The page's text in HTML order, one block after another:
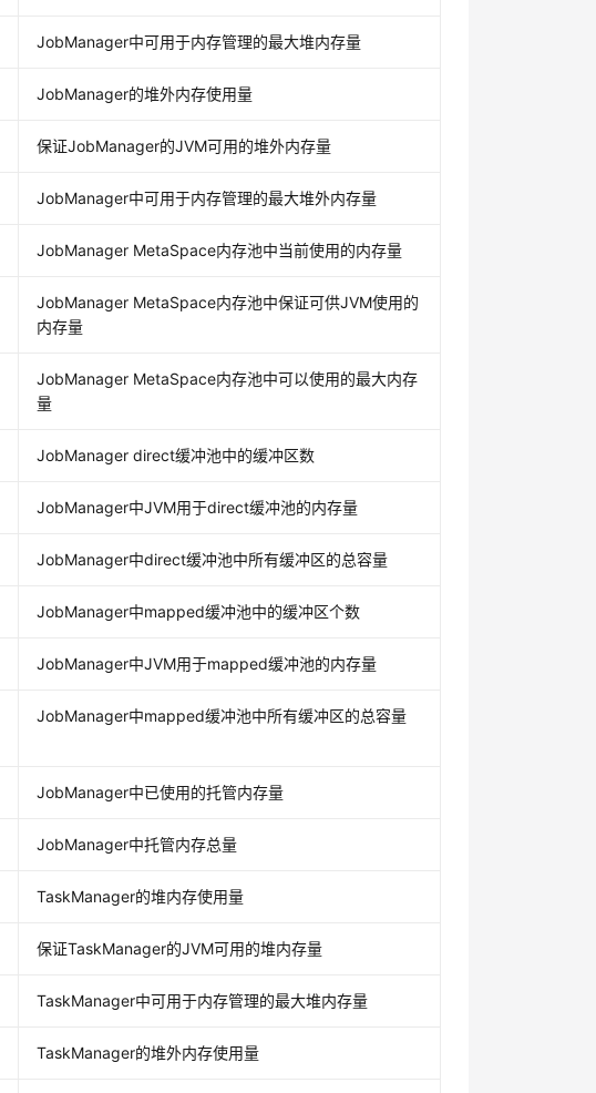
JobManager中可用于内存管理的最大堆内存量
JobManager的堆外内存使用量
保证JobManager的JVM可用的堆外内存量
JobManager中可用于内存管理的最大堆外内存量
JobManager MetaSpace内存池中当前使用的内存量
JobManager MetaSpace内存池中保证可供JVM使用的
内存量
JobManager MetaSpace内存池中可以使用的最大内存
量
JobManager direct缓冲池中的缓冲区数
JobManager中JVM用于direct缓冲池的内存量
JobManager中direct缓冲池中所有缓冲区的总容量
JobManager中mapped缓冲池中的缓冲区个数
JobManager中JVM用于mapped缓冲池的内存量
JobManager中mapped缓冲池中所有缓冲区的总容量
JobManager中已使用的托管内存量
JobManager中托管内存总量
TaskManager的堆内存使用量
保证TaskManager的JVM可用的堆内存量
TaskManager中可用于内存管理的最大堆内存量
TaskManager的堆外内存使用量